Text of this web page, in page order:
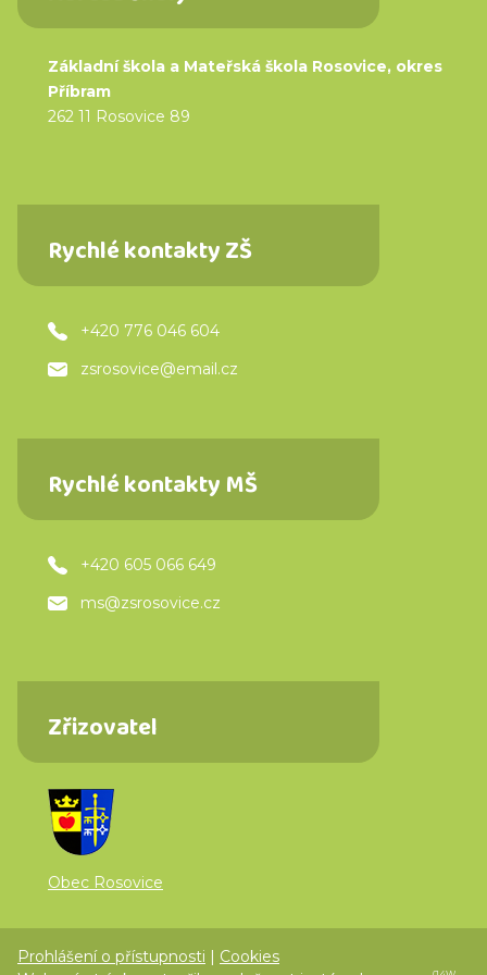
Základní škola a Mateřská škola Rosovice, okres
Příbram
262 11 Rosovice 89
Rychlé kontakty ZŠ
+420 776 046 604
zsrosovice@email.cz
Rychlé kontakty MŠ
+420 605 066 649
ms@zsrosovice.cz
Zřizovatel
Obec Rosovice
Prohlášení o přístupnosti | Cookies